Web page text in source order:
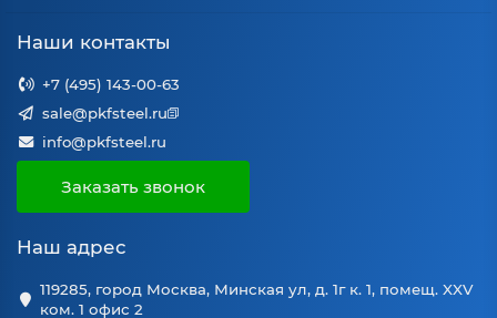
Наши контакты
+7 (495) 143-00-63
sale@pkfsteel.ru
info@pkfsteel.ru
Заказать звонок
Наш адрес
119285, город Москва, Минская ул, д. 1г к. 1, помещ. XXV
ком. 1 офис 2